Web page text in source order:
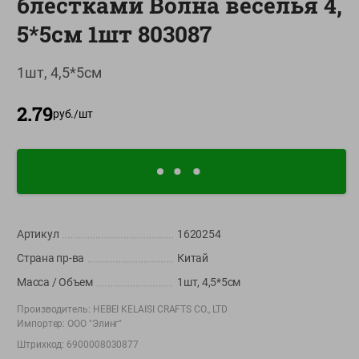
О сервисе
Мой Green
Приложение Green c
доставкой и бонусной картой
+375 44 560-60-61
Время работы Call-центра: Пн.- Пт. с 09.00 до 17.00, СБ, ВС -
выходной
shop@green-market.by
5*5см 1шт 803087
1шт, 4,5*5см
2.79руб./шт
Артикул
1620254
Страна пр-ва
Китай
Масса / Объем
1шт, 4,5*5см
Производитель: HEBEI KELAISI CRAFTS CO., LTD
Импортер: ООО "Элинг"
Штрихкод: 6900008030877